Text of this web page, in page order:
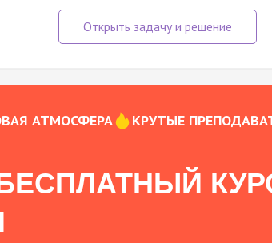
АТМОСФЕРА КРУТЫЕ